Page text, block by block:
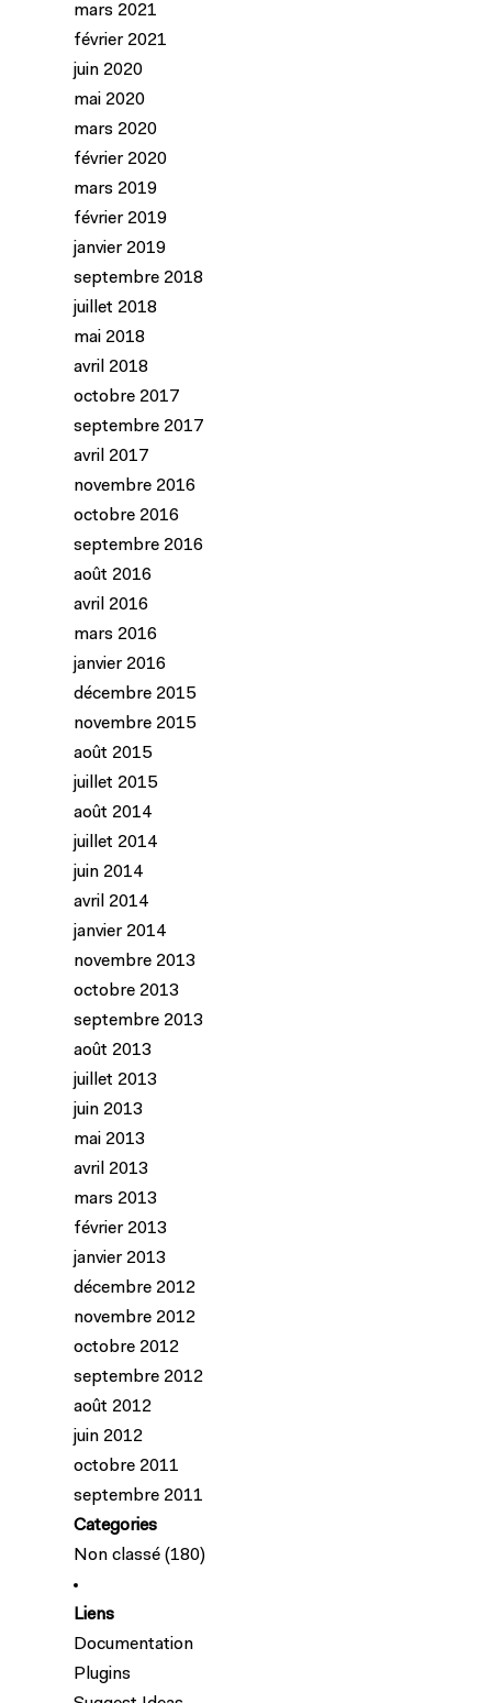
mars 2021
février 2021
juin 2020
mai 2020
mars 2020
février 2020
mars 2019
février 2019
janvier 2019
septembre 2018
juillet 2018
mai 2018
avril 2018
octobre 2017
septembre 2017
avril 2017
novembre 2016
octobre 2016
septembre 2016
août 2016
avril 2016
mars 2016
janvier 2016
décembre 2015
novembre 2015
août 2015
juillet 2015
août 2014
juillet 2014
juin 2014
avril 2014
janvier 2014
novembre 2013
octobre 2013
septembre 2013
août 2013
juillet 2013
juin 2013
mai 2013
avril 2013
mars 2013
février 2013
janvier 2013
décembre 2012
novembre 2012
octobre 2012
septembre 2012
août 2012
juin 2012
octobre 2011
septembre 2011
Categories
Non classé (180)
Liens
Documentation
Plugins